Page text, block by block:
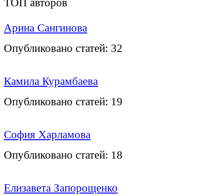
ТОП авторов
Арина Сангинова
Опубликовано статей: 32
Камила Курамбаева
Опубликовано статей: 19
София Харламова
Опубликовано статей: 18
Елизавета Запорощенко